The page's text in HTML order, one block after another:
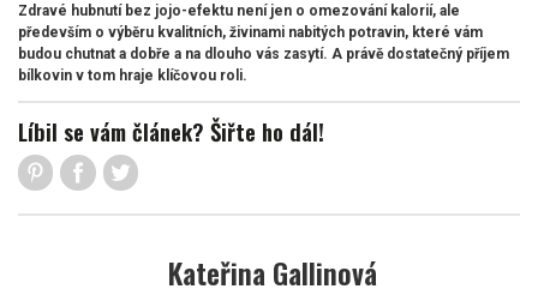
Zdravé hubnutí bez jojo-efektu není jen o omezování kalorií, ale
především o výběru kvalitních, živinami nabitých potravin, které vám
budou chutnat a dobře a na dlouho vás zasytí. A právě dostatečný příjem
bílkovin v tom hraje klíčovou roli.
Líbil se vám článek? Šiřte ho dál!
Kateřina Gallinová